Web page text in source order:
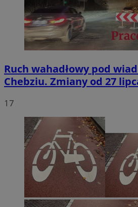
Ruch wahadłowy pod
Chebziu. Zmiany od 27
17